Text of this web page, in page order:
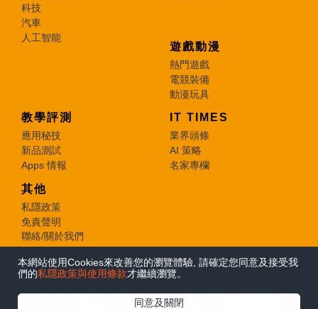
本網站使用Cookies來改善您的瀏覽體驗, 請確定您同意及接受我
們的私隱政策與使用條款才繼續瀏覽。
同意及關閉
科技
汽車
人工智能
遊戲動漫
熱門遊戲
電競裝備
動漫玩具
教學評測
應用秘技
新品測試
Apps 情報
IT TIMES
業界頭條
AI 策略
名家專欄
其他
私隱政策
免責聲明
聯絡/關於我們
© 2026 e-zone. All Rights Reserved.